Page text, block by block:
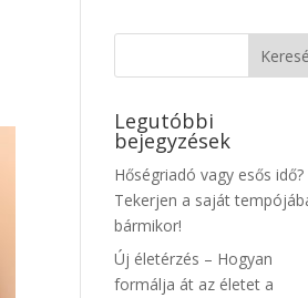
Legutóbbi
bejegyzések
Hőségriadó vagy esős idő?
Tekerjen a saját
bármikor!
Új életérzés – Hogyan
formálja át az életet a